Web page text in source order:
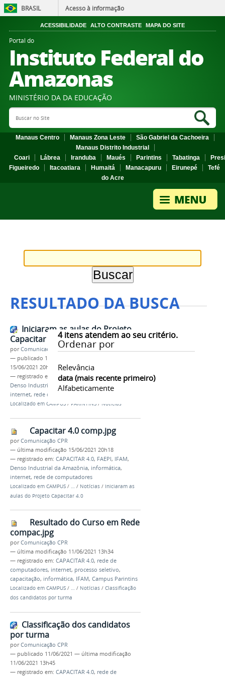
BRASIL Acesso à informação
ACESSIBILIDADE ALTO CONTRASTE MAPA DO SITE
Portal do
Instituto Federal do
Amazonas
MINISTÉRIO DA DA EDUCAÇÃO
Search Site
Manaus Centro Manaus Zona Leste
São Gabriel da Cachoeira
Manaus Distrito Industrial
Coari
Lábrea Iranduba Maués Parintins Tabatinga
Figueiredo
Itacoatiara Humaitá Manacapuru Eirunepé
Tefé
do Acre
RESULTADO DA BUSCA
4itens atendem ao seu critério.
Ordenar por
Relevância
data (mais recente primeiro)
Alfabeticamente
Iniciaram as aulas do Projeto
Capacitar 4.0
porComunicação CPR
— publicado 15/06/2021
15/06/2021 20h27
— registrado em:
CAPACITAR 4.0 ,FAEPI,IFAM,
Denso Industrial da Amazônia
informática
internet, rede de computadores
Localizado em CAMPUS / PARINTINS / Notícias
Capacitar 4.0 comp.jpg
porComunicação CPR
— última modificação 15/06/2021 20h18
— registrado em: CAPACITAR 4.0, FAEPI, IFAM,
Denso Industrial da Amazônia, informática,
internet, rede de computadores
Localizado em CAMPUS / / Notícias / Iniciaram as
aulas do Projeto Capacitar 4.0
Resultado do Curso em Rede
compac.jpg
porComunicação CPR
— última modificação 11/06/2021 13h34
— registrado em: CAPACITAR 4.0, rede de
computadores, internet, processo seletivo,
capacitação, informática, IFAM, Campus Parintins
Localizado em CAMPUS / … / Notícias / Classificação
dos candidatos por turma
Classificação dos candidatos
por turma
porComunicação CPR
— publicado 11/06/2021 — última modificação
11/06/2021 13h45
— registrado em: CAPACITAR 4.0, rede de